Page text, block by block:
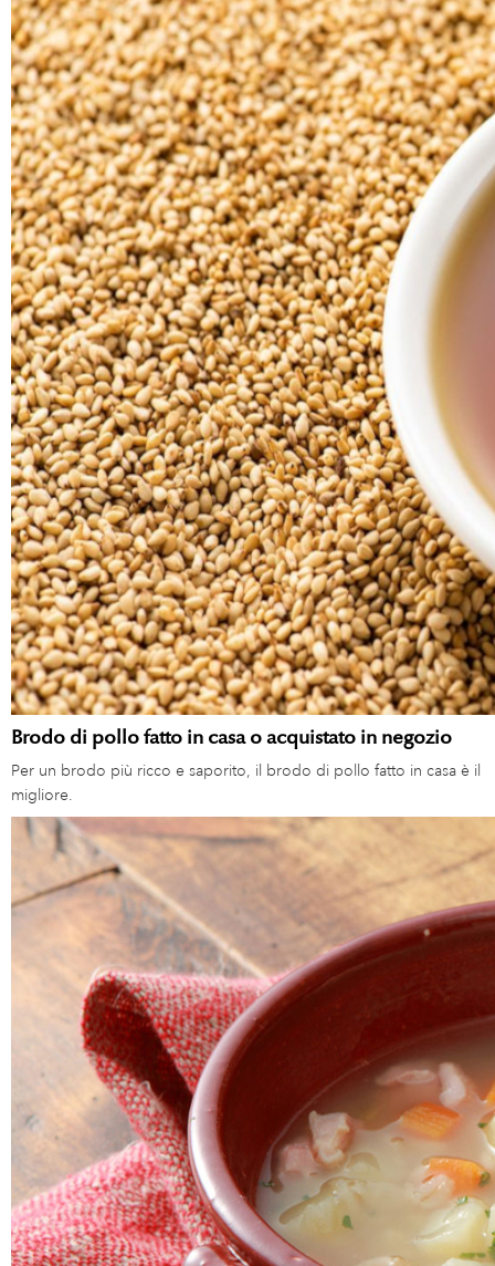
Brodo di pollo fatto in casa o acquistato in negozio
Per un brodo più ricco e saporito, il brodo di pollo fatto in casa è il
migliore.